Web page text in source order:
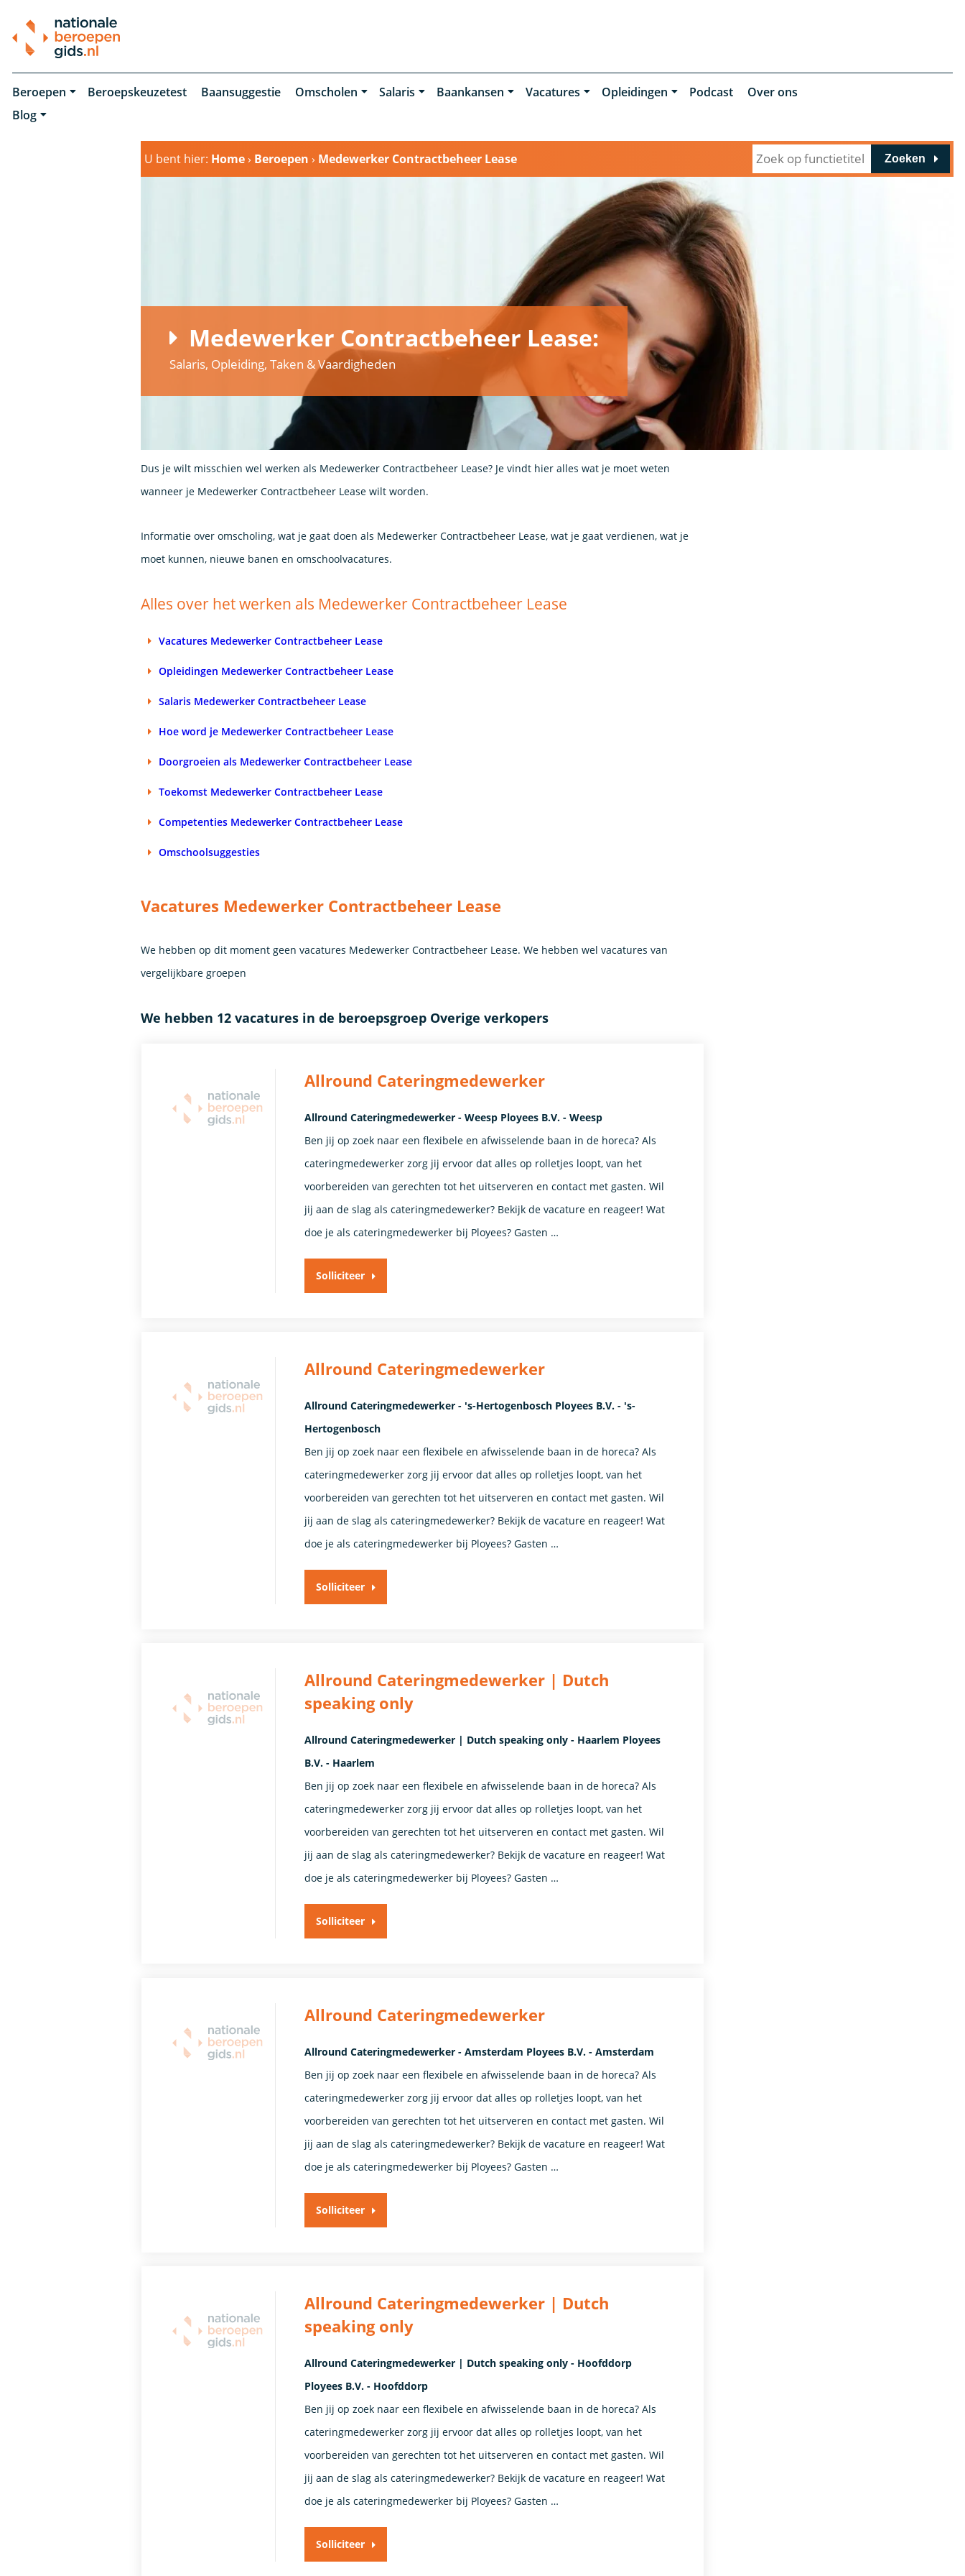
Beroepen Beroepskeuzetest Baansuggestie Omscholen Salaris Baankansen Vacatures Opleidingen Podcast
Over ons
Blog
U bent hier: Home› Beroepen › Medewerker Contractbeheer Lease Zoeken
Medewerker Contractbeheer Lease:
Salaris, Opleiding, Taken & Vaardigheden
Dus je wilt misschien wel werken als Medewerker Contractbeheer Lease? Je vindt hier alles wat je moet weten
wanneer je Medewerker Contractbeheer Lease wilt worden.
Informatie over omscholing, wat je gaat doen als Medewerker Contractbeheer Lease, wat je gaat verdienen, wat je
moet kunnen, nieuwe banen en omschoolvacatures.
Alles over het werken als Medewerker Contractbeheer Lease
Vacatures Medewerker Contractbeheer Lease
Opleidingen Medewerker Contractbeheer Lease
Salaris Medewerker Contractbeheer Lease
Hoe word je Medewerker Contractbeheer Lease
Doorgroeien als Medewerker Contractbeheer Lease
Toekomst Medewerker Contractbeheer Lease
Competenties Medewerker Contractbeheer Lease
Omschoolsuggesties
Vacatures Medewerker Contractbeheer Lease
We hebben op dit moment geen vacatures Medewerker Contractbeheer Lease. We hebben wel vacatures van
vergelijkbare groepen
We hebben 12 vacatures in de beroepsgroep Overige verkopers
Allround Cateringmedewerker
Allround Cateringmedewerker - Weesp Ployees B.V. - Weesp
Ben jij op zoek naar een flexibele en afwisselende baan in de horeca? Als
cateringmedewerker zorg jij ervoor dat alles op rolletjes loopt, van het
voorbereiden van gerechten tot het uitserveren en contact met gasten. Wil
jij aan de slag als cateringmedewerker? Bekijk de vacature en reageer! Wat
doe je als cateringmedewerker bij Ployees? Gasten …
Solliciteer
Allround Cateringmedewerker
Allround Cateringmedewerker - 's-Hertogenbosch Ployees B.V. - 's-
Hertogenbosch
Ben jij op zoek naar een flexibele en afwisselende baan in de horeca? Als
cateringmedewerker zorg jij ervoor dat alles op rolletjes loopt, van het
voorbereiden van gerechten tot het uitserveren en contact met gasten. Wil
jij aan de slag als cateringmedewerker? Bekijk de vacature en reageer! Wat
doe je als cateringmedewerker bij Ployees? Gasten …
Solliciteer
Allround Cateringmedewerker | Dutch
speaking only
Allround Cateringmedewerker | Dutch speaking only - Haarlem Ployees
B.V. - Haarlem
Ben jij op zoek naar een flexibele en afwisselende baan in de horeca? Als
cateringmedewerker zorg jij ervoor dat alles op rolletjes loopt, van het
voorbereiden van gerechten tot het uitserveren en contact met gasten. Wil
jij aan de slag als cateringmedewerker? Bekijk de vacature en reageer! Wat
doe je als cateringmedewerker bij Ployees? Gasten …
Solliciteer
Allround Cateringmedewerker
Allround Cateringmedewerker - Amsterdam Ployees B.V. - Amsterdam
Ben jij op zoek naar een flexibele en afwisselende baan in de horeca? Als
cateringmedewerker zorg jij ervoor dat alles op rolletjes loopt, van het
voorbereiden van gerechten tot het uitserveren en contact met gasten. Wil
jij aan de slag als cateringmedewerker? Bekijk de vacature en reageer! Wat
doe je als cateringmedewerker bij Ployees? Gasten …
Solliciteer
Allround Cateringmedewerker | Dutch
speaking only
Allround Cateringmedewerker | Dutch speaking only - Hoofddorp
Ployees B.V. - Hoofddorp
Ben jij op zoek naar een flexibele en afwisselende baan in de horeca? Als
cateringmedewerker zorg jij ervoor dat alles op rolletjes loopt, van het
voorbereiden van gerechten tot het uitserveren en contact met gasten. Wil
jij aan de slag als cateringmedewerker? Bekijk de vacature en reageer! Wat
doe je als cateringmedewerker bij Ployees? Gasten …
Solliciteer